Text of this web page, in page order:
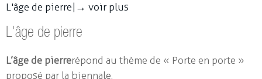
L'âge de pierre | → voir plus
L'âge de pierre
L’âge de pierrerépond au thème de « Porte en porte »
proposé par la biennale.